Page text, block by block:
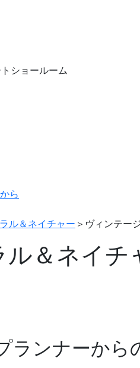
ショールーム
ら
ル＆ネイチャー ＞ ヴィンテー
ル＆ネイチ
ランナーから